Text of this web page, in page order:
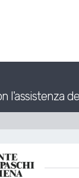
l'assistenza